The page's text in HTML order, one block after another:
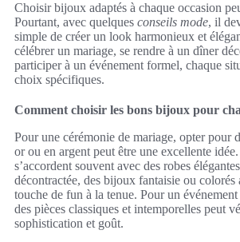
Choisir bijoux adaptés à chaque occasion
Pourtant, avec quelques conseils mode, il
simple de créer un look harmonieux et
célébrer un mariage, se rendre à un dîner
participer à un événement formel, chaque
choix spécifiques.
Comment choisir les bons bijoux pour
Pour une cérémonie de mariage, opter pour
or ou en argent peut être une excellente
s’accordent souvent avec des robes
décontractée, des bijoux fantaisie ou colorés
touche de fun à la tenue. Pour un
des pièces classiques et intemporelles peut
sophistication et goût.